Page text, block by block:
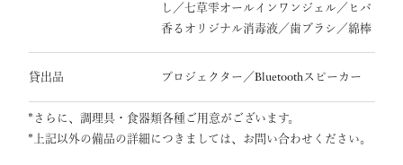
し／七草雫オールインワンジェル／ヒバ
香るオリジナル消毒液／歯ブラシ／綿棒
貸出品 プロジェクター／Bluetooth スピーカー
*さらに、調理具・食器類各種ご用意がございます。
*上記以外の備品の詳細につきましては、お問い合わせください。